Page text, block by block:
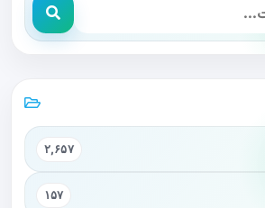
۲,۶۵۷
۱۵۷